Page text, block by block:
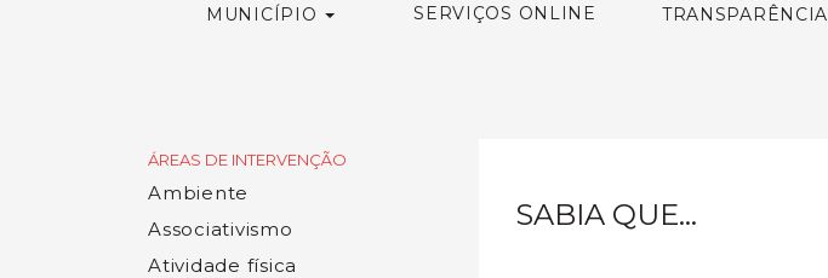
MUNICÍPIO SERVIÇOS ONLINE TRANSPARÊNCIA
ÁREAS DE INTERVENÇÃO
Ambiente
Associativismo
Atividade física
SABIA QUE…